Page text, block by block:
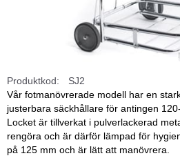
Produktkod:
SJ2
Vår fotmanövrerade modell har en
justerbara säckhållare för antingen
Locket är tillverkat i pulverlackerad
rengöra och är därför lämpad för
på 125 mm och är lätt att manövrera.